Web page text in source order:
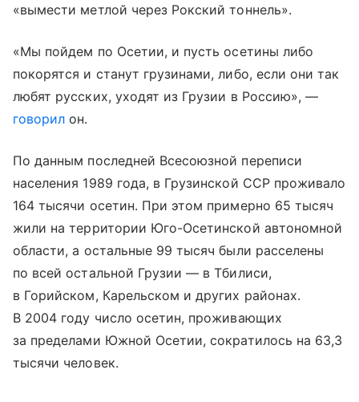
«вымести метлой через Рокский тоннель».
«Мы пойдем по Осетии, и пусть осетины либо
покорятся и станут грузинами, либо, если они так
любят русских, уходят из Грузии в Россию», —
говорил он.
По данным последней Всесоюзной переписи
населения 1989 года, в Грузинской ССР проживало
164 тысячи осетин. При этом примерно 65 тысяч
жили на территории Юго-Осетинской автономной
области, а остальные 99 тысяч были расселены
по всей остальной Грузии — в Тбилиси,
в Горийском, Карельском и других районах.
В 2004 году число осетин, проживающих
за пределами Южной Осетии, сократилось на 63,3
тысячи человек.